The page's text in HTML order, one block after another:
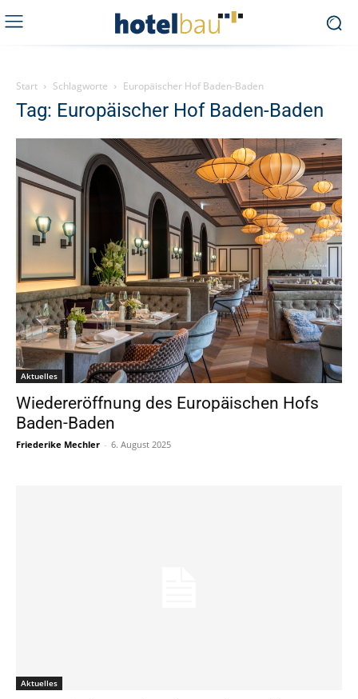
Start Schlagworte Europäischer Hof Baden-Baden
Tag: Europäischer Hof Baden-Baden
Aktuelles
Wiedereröffnung des Europäischen Hofs
Baden-Baden
Friederike Mechler - 6. August 2025
Aktuelles